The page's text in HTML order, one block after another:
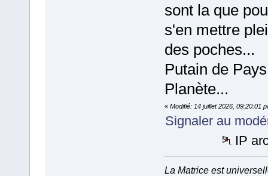
sont la que
s'en mettre
des poches...
Putain de
Planète...
« Modifié: 14 juillet 2026, 09:20:01
Signaler au
IP
La Matrice est